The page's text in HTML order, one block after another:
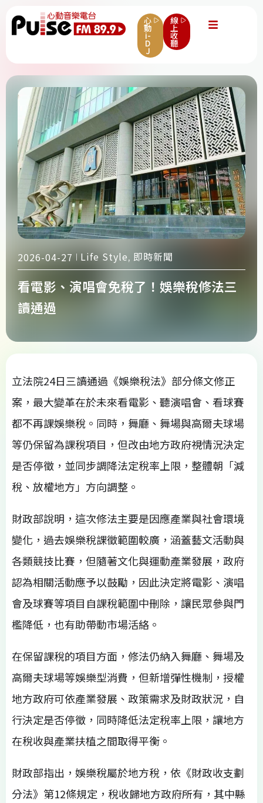
心
動
i-
D
J
線
上
收
聽
2026-04-27 Life Style, 即時新聞
看電影、演唱會免稅了！娛樂稅修法三
讀通過
立法院24日三讀通過《娛樂稅法》部分條文修正
案，最大變革在於未來看電影、聽演唱會、看球賽
都不再課娛樂稅。同時，舞廳、舞場與高爾夫球場
等仍保留為課稅項目，但改由地方政府視情況決定
是否停徵，並同步調降法定稅率上限，整體朝「減
稅、放權地方」方向調整。
財政部說明，這次修法主要是因應產業與社會環境
變化，過去娛樂稅課徵範圍較廣，涵蓋藝文活動與
各類競技比賽，但隨著文化與運動產業發展，政府
認為相關活動應予以鼓勵，因此決定將電影、演唱
會及球賽等項目自課稅範圍中刪除，讓民眾參與門
檻降低，也有助帶動市場活絡。
在保留課稅的項目方面，修法仍納入舞廳、舞場及
高爾夫球場等娛樂型消費，但新增彈性機制，授權
地方政府可依產業發展、政策需求及財政狀況，自
行決定是否停徵，同時降低法定稅率上限，讓地方
在稅收與產業扶植之間取得平衡。
財政部指出，娛樂稅屬於地方稅，依《財政收支劃
分法》第12條規定，稅收歸地方政府所有，其中縣